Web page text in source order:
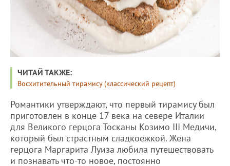
ЧИТАЙ ТАКЖЕ:
Восхитительный тирамису (классический рецепт)
Романтики утверждают, что первый тирамису был
приготовлен в конце 17 века на севере Италии
для Великого герцога Тосканы Козимо III Медичи,
который был страстным сладкоежкой. Жена
герцога Маргарита Луиза любила путешествовать
и познавать что-то новое, постоянно